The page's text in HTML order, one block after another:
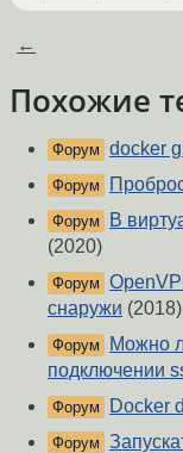
←
Похожие
Форум docker
Форум
Форум
В
(2020)
Форум
снаружи (2018)
Форум
Можно
подключении
Форум Docker
Форум